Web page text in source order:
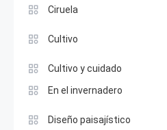
Ciruela
Cultivo
Cultivo y cuidado
En el invernadero
Diseño paisajístico